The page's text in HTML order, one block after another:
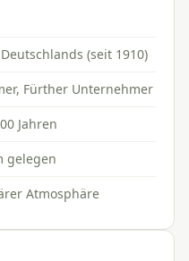
(seit 1910)
Fürther Unternehmer
Jahren
gelegen
Atmosphäre